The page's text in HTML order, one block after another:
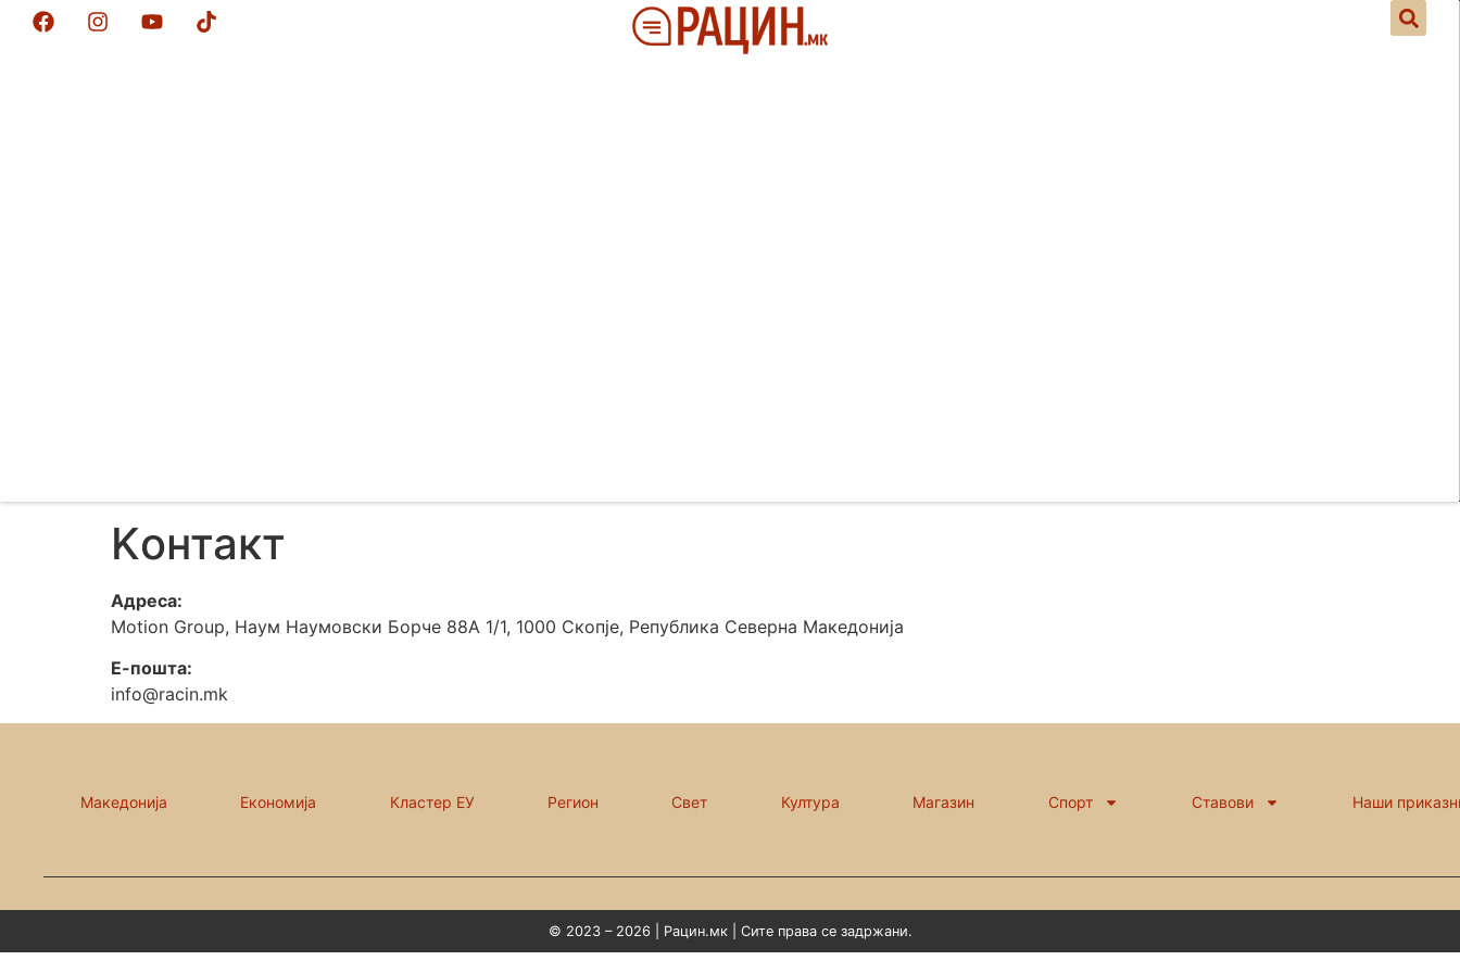
Kонтакт
Адреса:
Motion Group, Наум Наумовски Борче 88А 1/1, 1000 Скопје, Република Северна Македонија
Е-пошта:
info@racin.mk
Македонија Економија Кластер ЕУ Регион Свет Култура Магазин Спорт Ставови Наши
© 2023 – 2026 | Рацин.мк | Сите права се задржани.